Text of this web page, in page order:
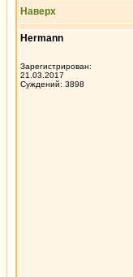
Наверх
Hermann
Зарегистрирован:
21.03.2017
Суждений: 3898